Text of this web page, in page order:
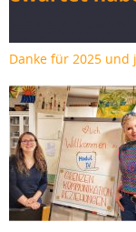
Danke für 2025 und